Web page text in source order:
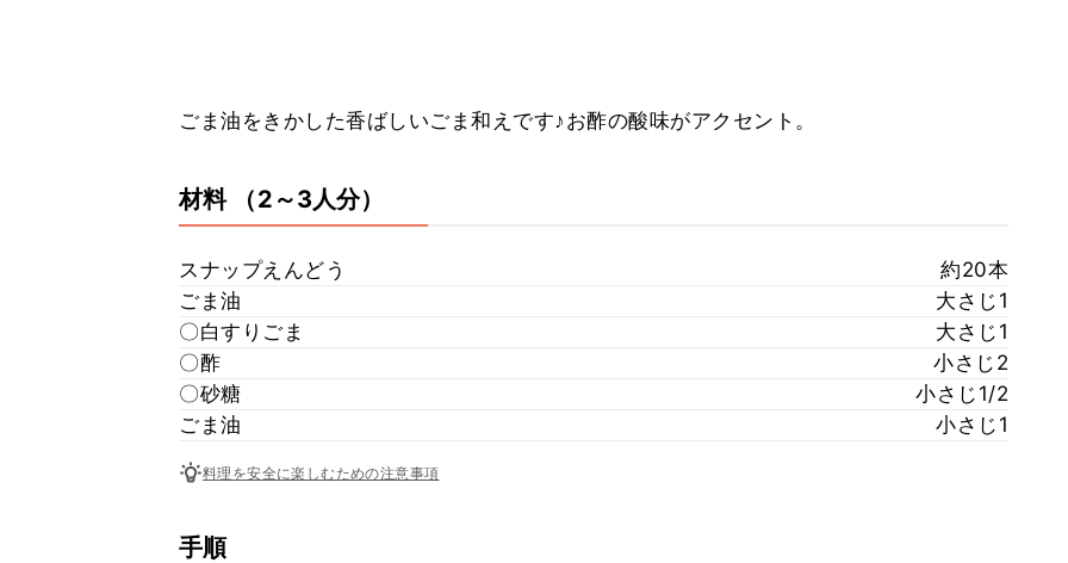
ごま油をきかした香ばしいごま和えです♪お酢の酸味がアクセント。
材料 （2～3人分）
スナップえんどう
約20本
ごま油
大さじ1
〇白すりごま
大さじ1
〇酢
小さじ2
〇砂糖
小さじ1/2
ごま油
小さじ1
料理を安全に楽しむための注意事項
手順